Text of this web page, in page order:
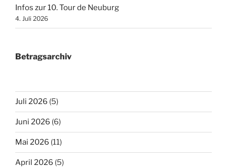
Infos zur 10. Tour de Neuburg
4. Juli 2026
Betragsarchiv
Juli 2026 (5)
Juni 2026 (6)
Mai 2026 (11)
April 2026 (5)